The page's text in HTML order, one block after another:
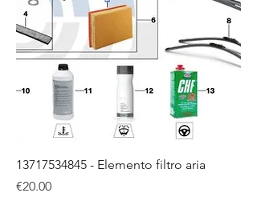
13717534845 - Elemento filtro aria
Price
€20.00